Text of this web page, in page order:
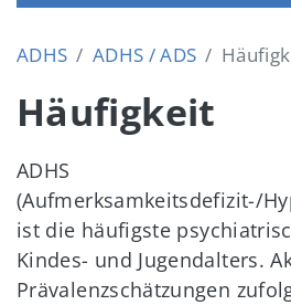
ADHS ADHS / ADS
Häufigkeit
ADHS
(Aufmerksamkeitsdefizit-/
ist die häufigste
Kindes- und Jugendalters.
Prävalenzschätzungen